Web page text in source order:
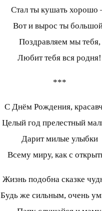
Стал ты кушать
Вот и вырос ты
Поздравляем мы тебя,
Любит тебя вся родня!
***
С Днём Рождения,
Целый год прелестный
Дарит милые улыбки
Всему миру, как с
Жизнь подобна сказке
Будь же сильным, очень